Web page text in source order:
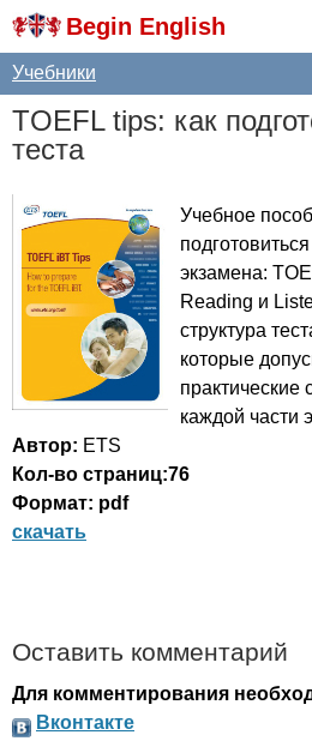
Begin English
Учебники
TOEFL tips: как
теста
Учебное
экзамена:
Reading и
структура
которые
практические
каждой части
Автор: ETS
Кол-во страниц:76
Формат: pdf
скачать
Оставить комментарий
Для комментирования
Вконтакте